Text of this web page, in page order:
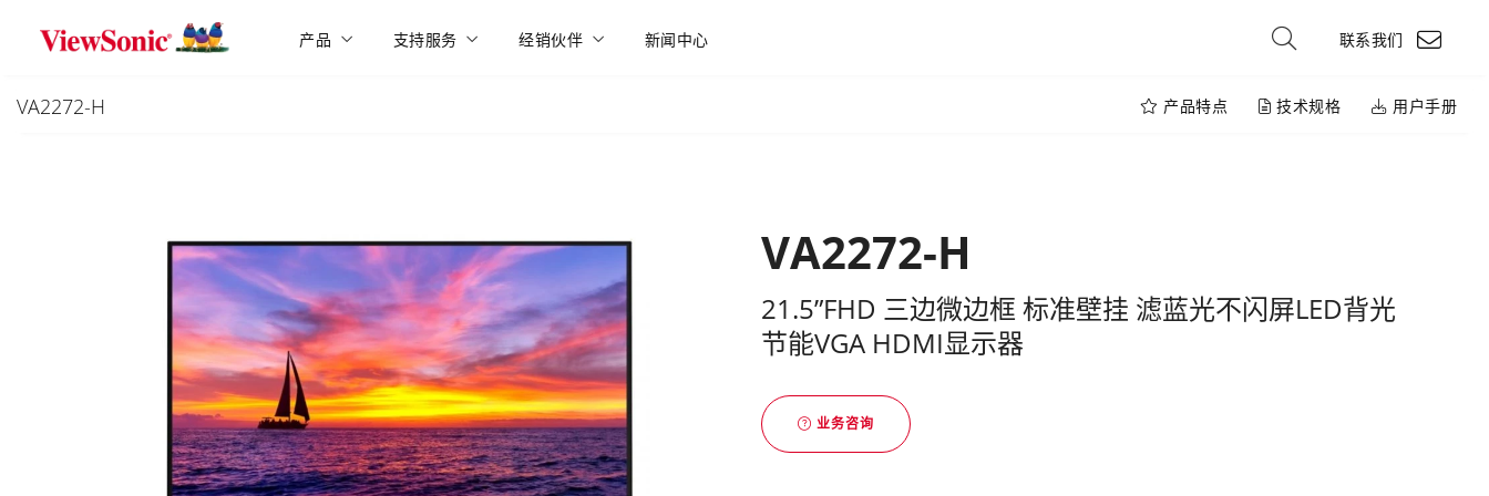
Skip to main content
产品 支持服务 经销伙伴 新闻中心 联系我们
VA2272-H 产品特点 技术规格 用户手册
VA2272-H
21.5”FHD 三边微边框 标准壁挂 滤蓝光不闪屏LED背光
节能VGA HDMI显示器
业务咨询